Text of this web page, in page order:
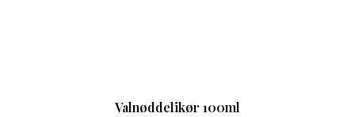
Valnøddelikør 100ml